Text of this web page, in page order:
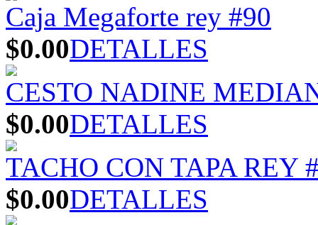
Caja Megaforte rey #90
$0.00DETALLES
CESTO NADINE
$0.00DETALLES
TACHO CON TAPA REY
$0.00DETALLES